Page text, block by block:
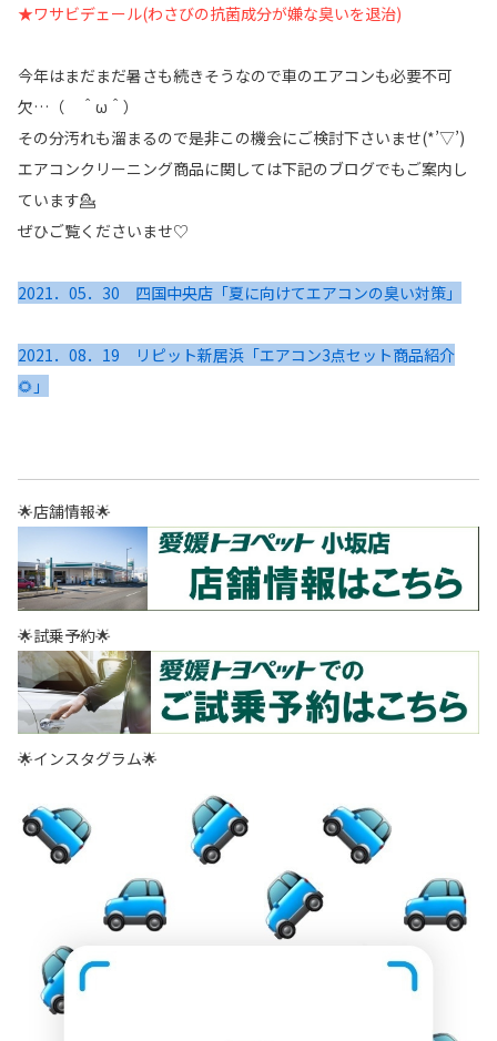
★ワサビデェール(わさびの抗菌成分が嫌な臭いを退治)
今年はまだまだ暑さも続きそうなので車のエアコンも必要不可
欠…（ ＾ω＾）
その分汚れも溜まるので是非この機会にご検討下さいませ(*’▽’)
エアコンクリーニング商品に関しては下記のブログでもご案内し
ています💁
ぜひご覧くださいませ♡
2021．05．30 四国中央店「夏に向けてエアコンの臭い対策」
2021．08．19 リピット新居浜「エアコン3点セット商品紹介
🌻」
🌟店舗情報🌟
🌟試乗予約🌟
🌟インスタグラム🌟